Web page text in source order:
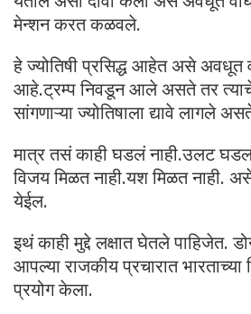
मेन्शन करत कळवले.
हे ज्योतिषी प्रसिद्ध आहेत असे अवधूत
आहे.ट्रम्प निवडून आले असते तर
सांगणाऱ्या ज्योतिषाला द्यावे लागले
मात्र तसं काही घडलं नाही.उलट
विजय मिळत नाही.यश मिळत नाही.
येईल.
इथं काही मुद्दे लक्षात घेतले पाहिजेत.
आपल्या राजकीय प्रचारात भारताच्या
प्रयोग केला.